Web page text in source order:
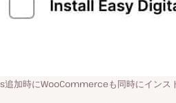
追加時にWooCommerceも同時にインス